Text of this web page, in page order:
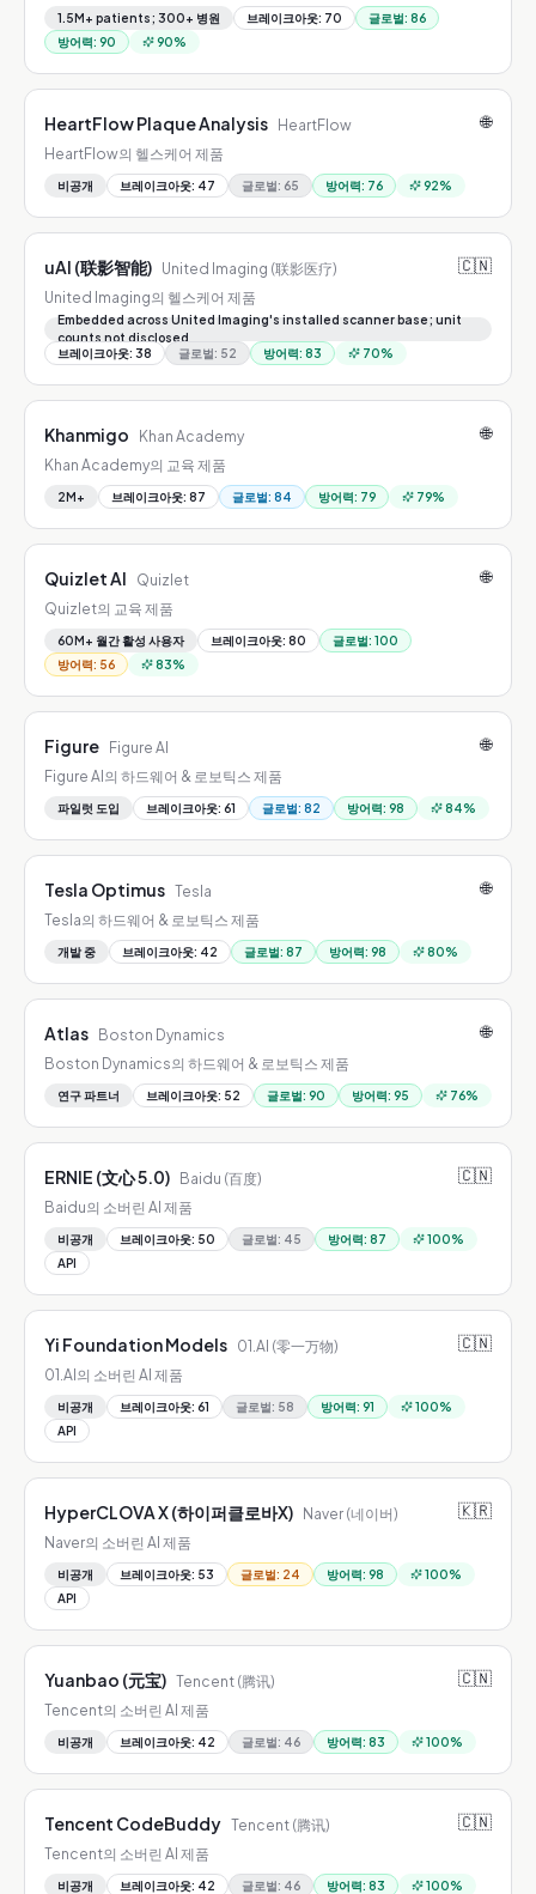
1.5M+ patients; 300+ 병원 브레이크아웃: 70 글로벌: 86
방어력: 90 90%
HeartFlow Plaque Analysis HeartFlow 🌐
HeartFlow의 헬스케어 제품
비공개 브레이크아웃: 47 글로벌: 65 방어력: 76 92%
uAI (联影智能) United Imaging (联影医疗) 🇨🇳
United Imaging의 헬스케어 제품
Embedded across United Imaging's installed scanner base; unit
counts not disclosed
브레이크아웃: 38 글로벌: 52 방어력: 83 70%
Khanmigo Khan Academy 🌐
Khan Academy의 교육 제품
2M+ 브레이크아웃: 87 글로벌: 84 방어력: 79 79%
Quizlet AI Quizlet 🌐
Quizlet의 교육 제품
60M+ 월간 활성 사용자 브레이크아웃: 80 글로벌: 100
방어력: 56 83%
Figure Figure AI 🌐
Figure AI의 하드웨어 & 로보틱스 제품
파일럿 도입 브레이크아웃: 61 글로벌: 82 방어력: 98 84%
Tesla Optimus Tesla 🌐
Tesla의 하드웨어 & 로보틱스 제품
개발 중 브레이크아웃: 42 글로벌: 87 방어력: 98 80%
Atlas Boston Dynamics 🌐
Boston Dynamics의 하드웨어 & 로보틱스 제품
연구 파트너 브레이크아웃: 52 글로벌: 90 방어력: 95 76%
ERNIE (文心 5.0) Baidu (百度) 🇨🇳
Baidu의 소버린 AI 제품
비공개 브레이크아웃: 50 글로벌: 45 방어력: 87 100%
API
Yi Foundation Models 01.AI (零一万物) 🇨🇳
01.AI의 소버린 AI 제품
비공개 브레이크아웃: 61 글로벌: 58 방어력: 91 100%
API
HyperCLOVA X (하이퍼클로바X) Naver (네이버) 🇰🇷
Naver의 소버린 AI 제품
비공개 브레이크아웃: 53 글로벌: 24 방어력: 98 100%
API
Yuanbao (元宝) Tencent (腾讯) 🇨🇳
Tencent의 소버린 AI 제품
비공개 브레이크아웃: 42 글로벌: 46 방어력: 83 100%
Tencent CodeBuddy Tencent (腾讯) 🇨🇳
Tencent의 소버린 AI 제품
비공개 브레이크아웃: 42 글로벌: 46 방어력: 83 100%